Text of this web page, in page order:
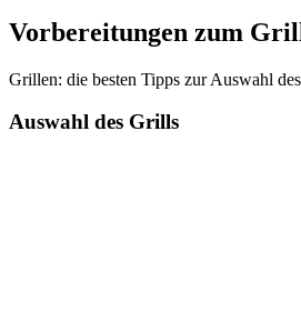
Vorbereitungen z‬um
Grillen: die besten Tipps zur Auswahl
Auswahl d‬es Grills